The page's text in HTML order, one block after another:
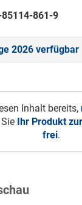
861-9
2026 verfügbar
Inhalt bereits,
Ihr Produkt
frei.